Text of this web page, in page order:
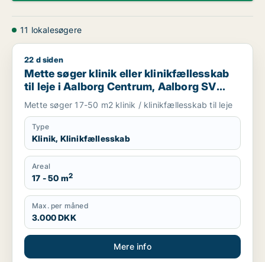
11 lokalesøgere
Mette søger klinik eller klinikfællesskab til leje i Aalborg
22 d siden
Mette søger klinik eller klinikfællesskab
til leje i Aalborg Centrum, Aalborg SV
eller Aalborg SØ m.fl.
Mette søger 17-50 m2 klinik / klinikfællesskab til leje
Type
Klinik, Klinikfællesskab
Areal
17 - 50 m2
Max. per måned
3.000 DKK
Mere info